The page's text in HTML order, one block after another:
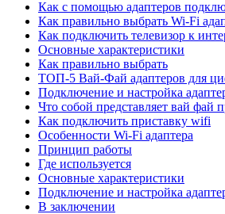
Как с помощью адаптеров
Как правильно выбрать Wi-Fi
Как подключить телевизор к
Основные характеристики
Как правильно выбрать
ТОП-5 Вай-Фай адаптеров для
Подключение и настройка
Что собой представляет вай фай
Как подключить приставку wifi
Особенности Wi-Fi адаптера
Принцип работы
Где используется
Основные характеристики
Подключение и настройка
В заключении